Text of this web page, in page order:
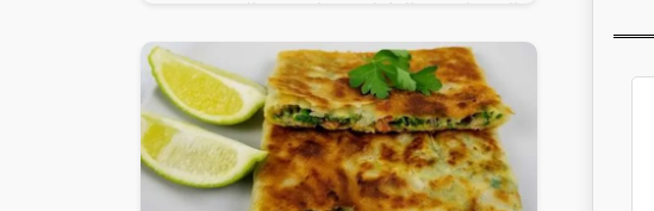
عاملاً، في 14 نشاطاً اقتصادياً رئيساً تم